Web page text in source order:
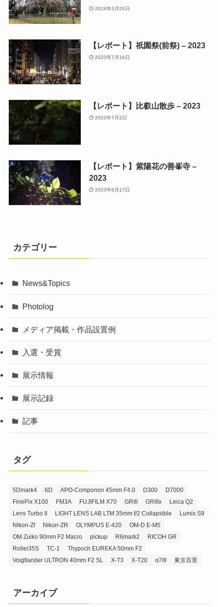
2024年3月24日
【レポート】祇園祭(前祭) – 2023
2023年7月16日
【レポート】比叡山散歩 – 2023
2023年7月2日
【レポート】紫陽花の善峯寺 –
2023
2023年6月17日
カテゴリー
News&Topics
Photolog
メディア掲載・作品設置例
入選・受賞
展示情報
展示記録
記事
タグ
5Dmark4 6D APO-Componon 45mm F4.0 D300
D7000
FinePix X100
FM3A FUJIFILM X70 GRIII GRIIIx
Leica Q2
Lens Turbo II
LIGHT LENS LAB LTM 35mm f/2 Collapsible
Lumix S9
Nikon-Zf
Nikon-ZR OLYMPUS E-420
OM-D E-M5
OM Zuiko 90mm F2 Macro
pickup R6mark2
RICOH GR
Rollei35S
TC-1
Thypoch EUREKA 50mm F2
Voigtlander ULTRON 40mm F2 SL
X-T3 X-T20 α7III 東京百景
アーカイブ